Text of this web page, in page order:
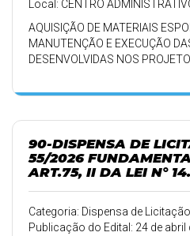
Local: CENTRO
AQUISIÇÃO DE MATERIAIS
MANUTENÇÃO E EXECUÇÃO
DESENVOLVIDAS NOS
90-DISPENSA DE
55/2026
ART.75, II DA LEI N°
Categoria: Dispensa de Licitação
Publicação do Edital: 24 de abril